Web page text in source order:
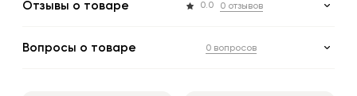
Отзывы о товаре 0.0 0 отзывов
Вопросы о товаре 0 вопросов